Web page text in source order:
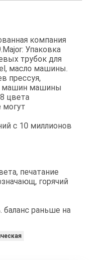
компания
Упаковка
трубок для
масло машины.
прессуя,
машин машины
цвета
с 10 миллионов
печатание
горячий
баланс раньше на